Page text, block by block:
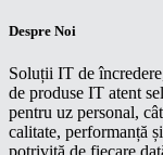
Despre Noi
Soluții IT de
de produse IT atent
pentru uz personal,
calitate, performanță